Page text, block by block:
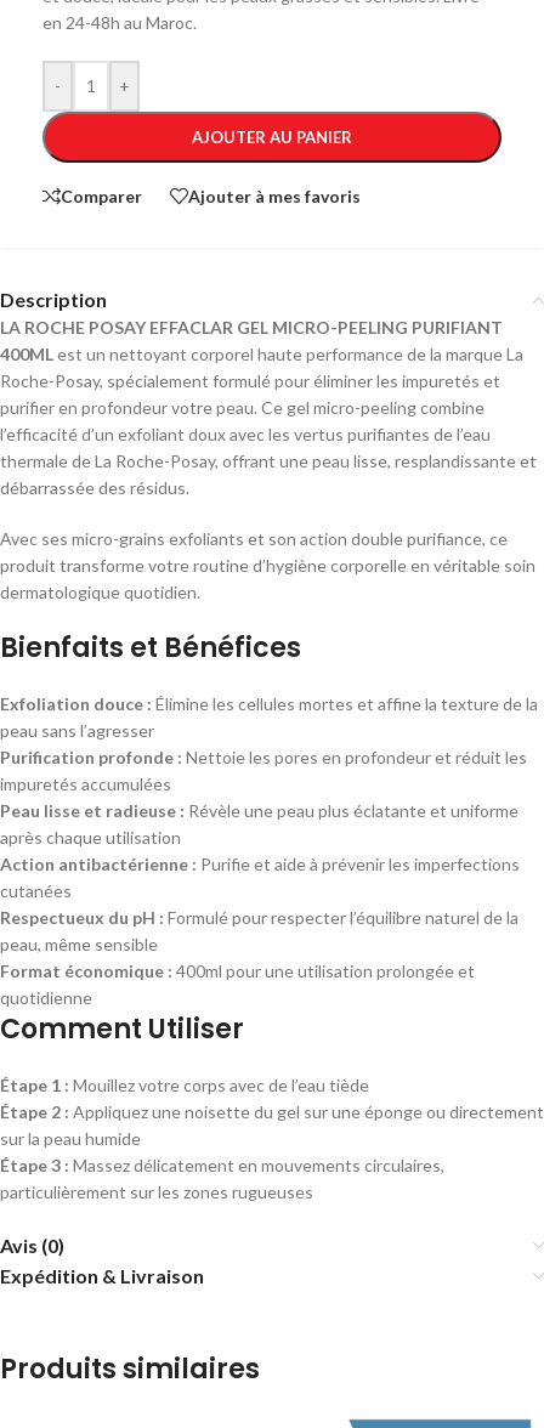
en 24-48h au Maroc.
- +
AJOUTER AU PANIER
Comparer Ajouter à mes favoris
Description
LA ROCHE POSAY EFFACLAR GEL MICRO-PEELING PURIFIANT
400MLest un nettoyant corporel haute performance de la marque La
Roche-Posay, spécialement formulé pour éliminer les impuretés et
purifier en profondeur votre peau. Ce gel micro-peeling combine
l’efficacité d’un exfoliant doux avec les vertus purifiantes de l’eau
thermale de La Roche-Posay, offrant une peau lisse, resplandissante et
débarrassée des résidus.
Avec ses micro-grains exfoliants et son action double purifiance, ce
produit transforme votre routine d’hygiène corporelle en véritable soin
dermatologique quotidien.
Bienfaits et Bénéfices
Exfoliation douce : Élimine les cellules mortes et affine la texture de la
peau sans l’agresser
Purification profonde : Nettoie les pores en profondeur et réduit les
impuretés accumulées
Peau lisse et radieuse : Révèle une peau plus éclatante et uniforme
après chaque utilisation
Action antibactérienne : Purifie et aide à prévenir les imperfections
cutanées
Respectueux du pH : Formulé pour respecter l’équilibre naturel de la
peau, même sensible
Format économique : 400ml pour une utilisation prolongée et
quotidienne
Comment Utiliser
Étape 1 : Mouillez votre corps avec de l’eau tiède
Étape 2 : Appliquez une noisette du gel sur une éponge ou directement
sur la peau humide
Étape 3 : Massez délicatement en mouvements circulaires,
particulièrement sur les zones rugueuses
Avis (0)
Expédition & Livraison
Produits similaires